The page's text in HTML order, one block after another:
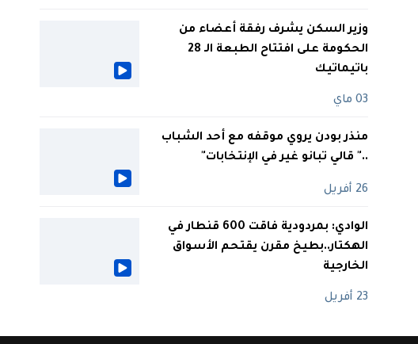
وزير السكن يشرف رفقة أعضاء من
الحكومة على افتتاح الطبعة الـ 28
باتيماتيك
03 ماي
منذر بودن يروي موقفه مع أحد الشباب
.." قالي تبانو غير في الإنتخابات"
26 أفريل
الوادي: بمردودية فاقت 600 قنطار في
الهكتار..بطيخ مقرن يقتحم الأسواق
الخارجية
23 أفريل